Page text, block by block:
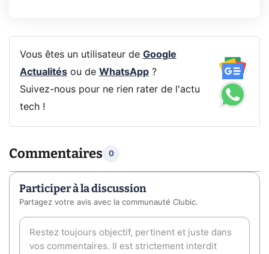
Vous êtes un utilisateur de Google
Actualitésou de WhatsApp?
Suivez-nous pour ne rien rater de l'actu
tech !
Commentaires 0
Participer à la discussion
Partagez votre avis avec la communauté Clubic.